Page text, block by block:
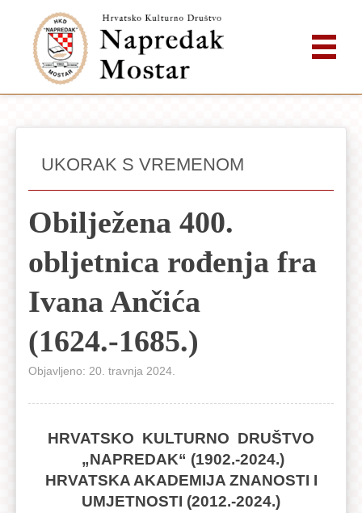
UKORAK S VREMENOM
Obilježena 400.
obljetnica rođenja fra
Ivana Ančića
(1624.-1685.)
Objavljeno: 20. travnja 2024.
HRVATSKO KULTURNO DRUŠTVO
„NAPREDAK“ (1902.-2024.)
HRVATSKA AKADEMIJA ZNANOSTI I
UMJETNOSTI (2012.-2024.)